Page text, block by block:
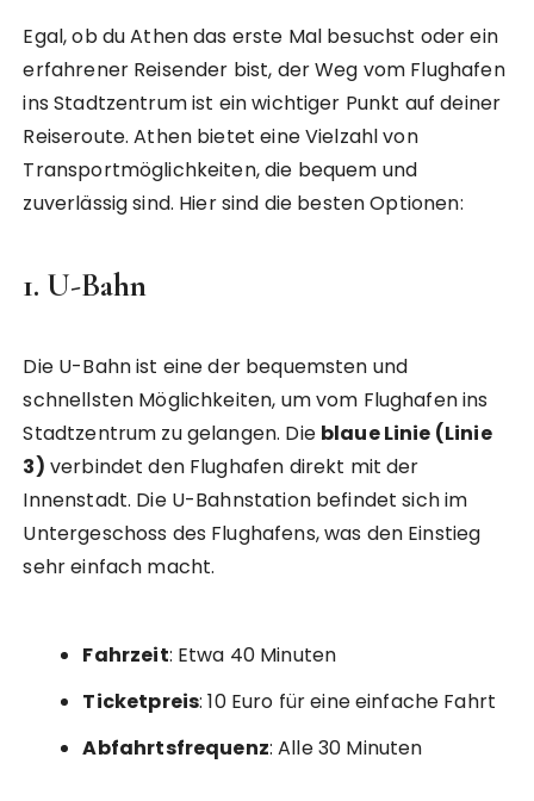
Egal, ob du Athen das erste Mal besuchst oder ein
erfahrener Reisender bist, der Weg vom Flughafen
ins Stadtzentrum ist ein wichtiger Punkt auf deiner
Reiseroute. Athen bietet eine Vielzahl von
Transportmöglichkeiten, die bequem und
zuverlässig sind. Hier sind die besten Optionen:
1. U-Bahn
Die U-Bahn ist eine der bequemsten und
schnellsten Möglichkeiten, um vom Flughafen ins
Stadtzentrum zu gelangen. Die blaue Linie (Linie
3) verbindet den Flughafen direkt mit der
Innenstadt. Die U-Bahnstation befindet sich im
Untergeschoss des Flughafens, was den Einstieg
sehr einfach macht.
Fahrzeit: Etwa 40 Minuten
Ticketpreis: 10 Euro für eine einfache Fahrt
Abfahrtsfrequenz: Alle 30 Minuten